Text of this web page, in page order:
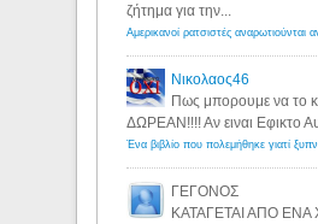
ζήτημα για την...
Νικολαος46
Πως μπορουμε να το
ΔΩΡΕΑΝ!!!! Αν ειναι Εφικτο
ΓΕΓΟΝΟΣ
ΚΑΤΑΓΕΤΑΙ ΑΠΟ